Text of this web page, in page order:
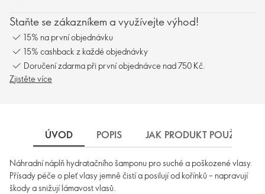
Staňte se zákazníkem a využívejte výhod!
15% na první objednávku
15% cashback z každé objednávky
Doručení zdarma při první objednávce nad 750 Kč.
Zjistěte více
ÚVOD POPIS JAK PRODUKT POUŽÍVAT
Náhradní náplň hydratačního šamponu pro suché a poškozené vlasy.
Přísady péče o pleť vlasy jemně čistí a posilují od kořínků – napravují
škody a snižují lámavost vlasů.